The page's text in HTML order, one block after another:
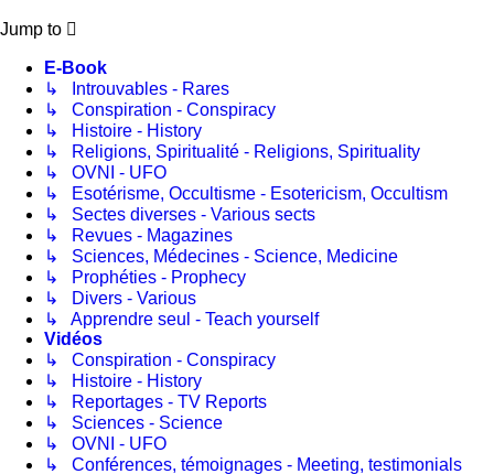
Jump to
E-Book
↳ Introuvables - Rares
↳ Conspiration - Conspiracy
↳ Histoire - History
↳ Religions, Spiritualité - Religions, Spirituality
↳ OVNI - UFO
↳ Esotérisme, Occultisme - Esotericism, Occultism
↳ Sectes diverses - Various sects
↳ Revues - Magazines
↳ Sciences, Médecines - Science, Medicine
↳ Prophéties - Prophecy
↳ Divers - Various
↳ Apprendre seul - Teach yourself
Vidéos
↳ Conspiration - Conspiracy
↳ Histoire - History
↳ Reportages - TV Reports
↳ Sciences - Science
↳ OVNI - UFO
↳ Conférences, témoignages - Meeting, testimonials